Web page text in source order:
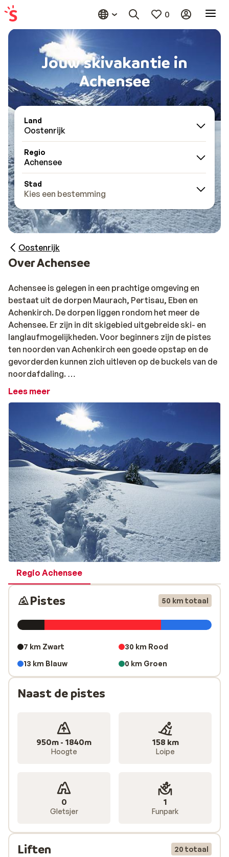
0
Jouw skivakantie in
Achensee
Land
Oostenrijk
Regio
Achensee
Stad
Kies een bestemming
Oostenrijk
Over Achensee
Achensee is gelegen in een prachtige omgeving en
bestaat uit de dorpen Maurach, Pertisau, Eben en
Achenkirch. De dorpen liggen rondom het meer de
Achensee. Er zijn in dit skigebied uitgebreide ski- en
langlaufmogelijkheden. Voor beginners zijn de pistes
ten noorden van Achenkirch een goede opstap en de
gevorderden kunnen zich uitleven op de buckels van de
noordafdaling.
Voor de liefhebbers zijn er tevens vele loipen! Op de
liggen 12 kilometer pistes van verschillende
moeilijkheidsgraad en in het Rofangebied bij Maurach
wachten nog eens 14 kilometer afdalingen. Door de
gratis skibusverbinding is het goed mogelijk om je
'kunsten' op verschillende afdalingen te tonen. Je zal je
in dit skigebied dan ook niet snel vervelen.
Lees meer
Regio Achensee
Pistes 50 km totaal
7 km Zwart
30 km Rood
13 km Blauw
0 km Groen
Naast de pistes
950m - 1840m
Hoogte
158 km
Loipe
0
Gletsjer
1
Funpark
Liften 20 totaal